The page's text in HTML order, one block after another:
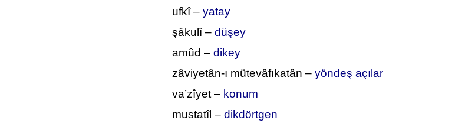
ufkî – yatay
şâkulî – düşey
amûd – dikey
zâviyetân-ı mütevâfıkatân – yöndeş açılar
va’zîyet – konum
mustatîl – dikdörtgen